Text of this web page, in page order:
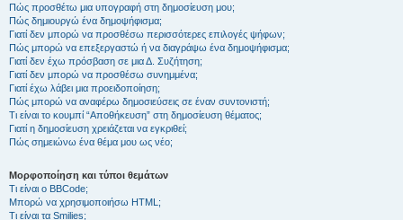
Πώς προσθέτω μια υπογραφή στη δημοσίευση μου;
Πώς δημιουργώ ένα δημοψήφισμα;
Γιατί δεν μπορώ να προσθέσω περισσότερες επιλογές ψήφων;
Πώς μπορώ να επεξεργαστώ ή να διαγράψω ένα δημοψήφισμα;
Γιατί δεν έχω πρόσβαση σε μια Δ. Συζήτηση;
Γιατί δεν μπορώ να προσθέσω συνημμένα;
Γιατί έχω λάβει μια προειδοποίηση;
Πώς μπορώ να αναφέρω δημοσιεύσεις σε έναν συντονιστή;
Τι είναι το κουμπί “Αποθήκευση” στη δημοσίευση θέματος;
Γιατί η δημοσίευση χρειάζεται να εγκριθεί;
Πώς σημειώνω ένα θέμα μου ως νέο;
Μορφοποίηση και τύποι θεμάτων
Τι είναι ο BBCode;
Μπορώ να χρησιμοποιήσω HTML;
Τι είναι τα Smilies;